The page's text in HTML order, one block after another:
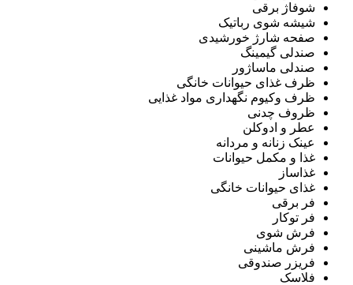
شوفاژ برقی
شیشه شوی رباتیک
صفحه شارژ خورشیدی
صندلی گیمینگ
صندلی ماساژور
ظرف غذای حیوانات خانگی
ظرف وکیوم نگهداری مواد غذایی
ظروف چدنی
عطر و ادوکلن
عینک زنانه و مردانه
غذا و مکمل حیوانات
غذاساز
غذای حیوانات خانگی
فر برقی
فر توکار
فرش شوی
فرش ماشینی
فریزر صندوقی
فلاسک